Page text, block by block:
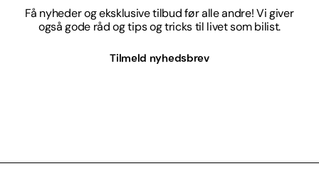
Få nyheder og eksklusive tilbud før alle andre! Vi giver
også gode råd og tips og tricks til livet som bilist.
Tilmeld nyhedsbrev